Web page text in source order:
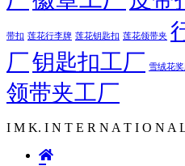
带扣 莲花行李牌 莲花钥匙扣 莲花领带夹
厂钥匙扣工厂 雪绒花
领带夹工厂
I M K. I N T E R N A T I O N A